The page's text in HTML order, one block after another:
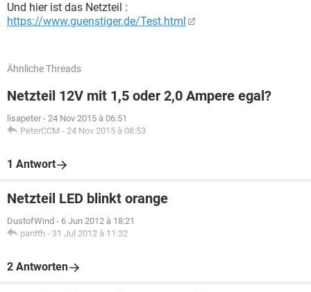
Und hier ist das Netzteil :
https://www.guenstiger.de/Test.html
Ähnliche Threads
Netzteil 12V mit 1,5 oder 2,0 Ampere egal?
lisapeter - 24 Nov 2015 à 06:51
PeterCCM - 24 Nov 2015 à 08:53
1 Antwort
Netzteil LED blinkt orange
DustofWind - 6 Jun 2012 à 18:21
pantth - 31 Jul 2012 à 11:32
2 Antworten